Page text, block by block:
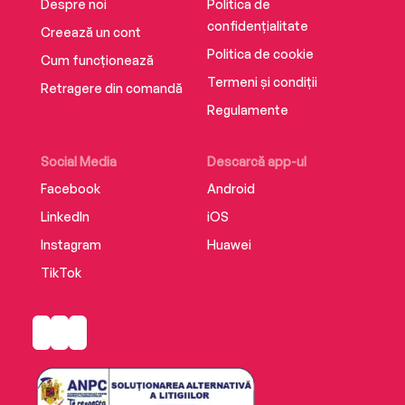
Despre noi
Creează un cont
Cum funcționează
Retragere din comandă
Social Media
Facebook
LinkedIn
Instagram
TikTok
Descarcă app-ul
Android
iOS
Huawei
Politica de
confidențialitate
Politica de cookie
Termeni și condiții
Regulamente